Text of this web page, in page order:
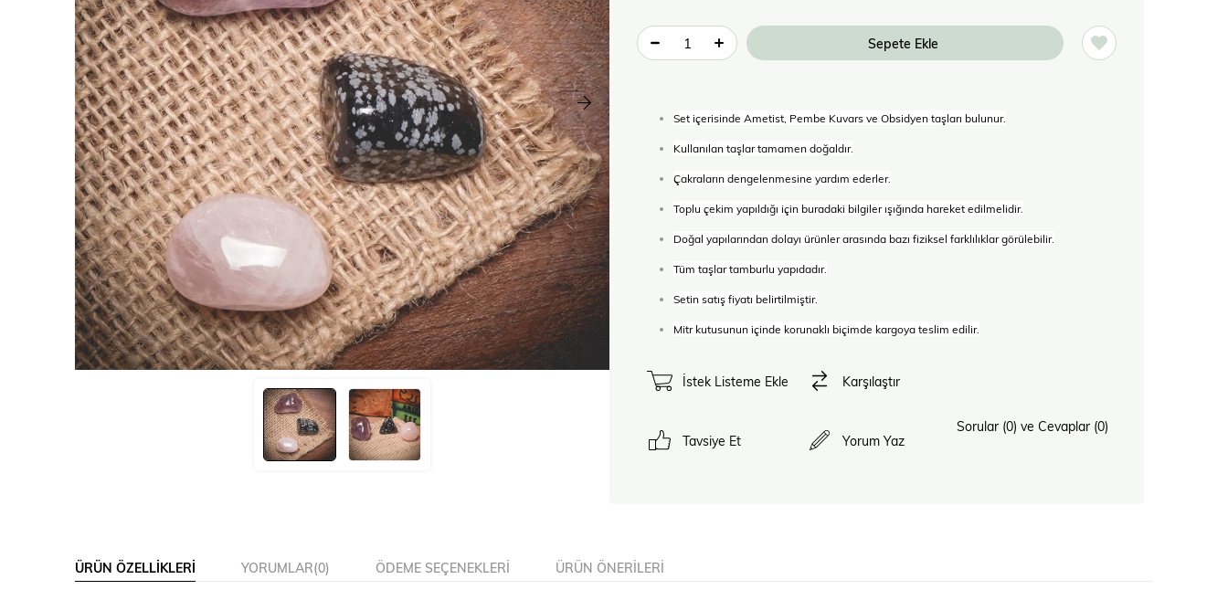
Set içerisinde Ametist, Pembe Kuvars ve Obsidyen taşları bulunur.
Kullanılan taşlar tamamen doğaldır.
Çakraların dengelenmesine yardım ederler.
Toplu çekim yapıldığı için buradaki bilgiler ışığında hareket edilmelidir.
Doğal yapılarından dolayı ürünler arasında bazı fiziksel farklılıklar görülebilir.
Tüm taşlar tamburlu yapıdadır.
Setin satış fiyatı belirtilmiştir.
Mitr kutusunun içinde korunaklı biçimde kargoya teslim edilir.
İstek Listeme Ekle Karşılaştır
Tavsiye Et Yorum Yaz
Sorular (0) ve Cevaplar (0)
ÜRÜN ÖZELLIKLERI YORUMLAR(0) ÖDEME SEÇENEKLERI ÜRÜN ÖNERILERI